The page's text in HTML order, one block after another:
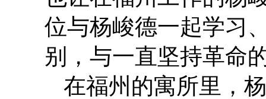
位与杨峻德一起学习
别，与一直坚持革命
在福州的寓所里，